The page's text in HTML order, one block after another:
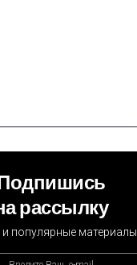
Подпишись
рассылку
популярные материалы